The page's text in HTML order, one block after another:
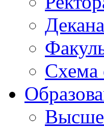
Схема